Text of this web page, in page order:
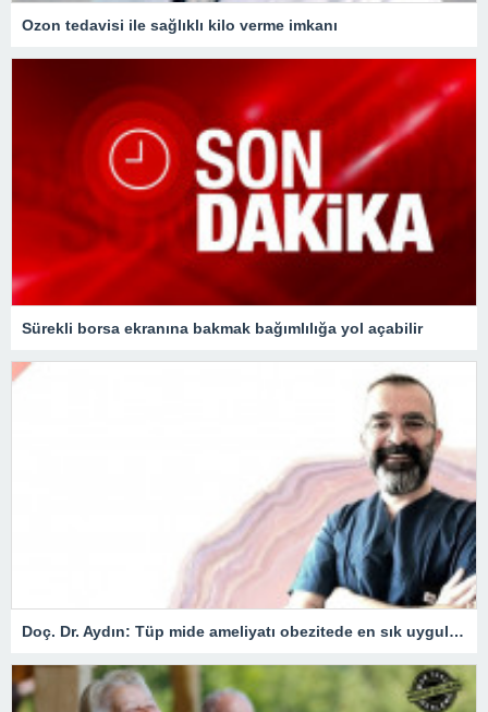
Ozon tedavisi ile sağlıklı kilo verme imkanı
Sürekli borsa ekranına bakmak bağımlılığa yol açabilir
Doç. Dr. Aydın: Tüp mide ameliyatı obezitede en sık uygulanan yöntem